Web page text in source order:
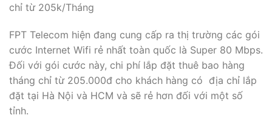
chỉ từ 205k/Tháng
FPT Telecom hiện đang cung cấp ra thị trường các gói
cước Internet Wifi rẻ nhất toàn quốc là Super 80 Mbps.
Đối với gói cước này, chi phí lắp đặt thuê bao hàng
tháng chỉ từ 205.000đ cho khách hàng có địa chỉ lắp
đặt tại Hà Nội và HCM và sẽ rẻ hơn đối với một số
tỉnh.